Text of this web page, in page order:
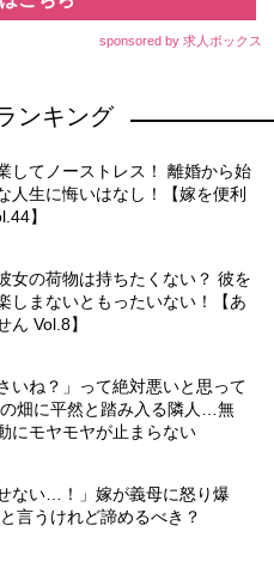
sponsored by 求人ボックス
ンキング
してノーストレス！ 離婚から始
人生に悔いはなし！【嫁を便利
】
女の荷物は持ちたくない？ 彼を
しまないともったいない！【あ
ん Vol.8】
いね？」って絶対悪いと思って
畑に平然と踏み入る隣人…無
にモヤモヤが止まらない
ない…！」嫁が義母に怒り爆
言うけれど諦めるべき？